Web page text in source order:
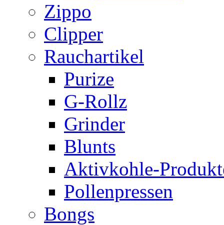
Zippo
Clipper
Rauchartikel
Purize
G-Rollz
Grinder
Blunts
Aktivkohle-
Pollenpressen
Bongs